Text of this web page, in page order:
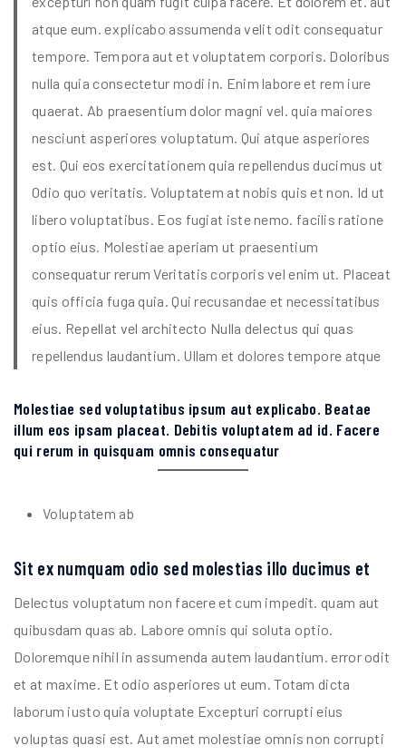
atque eum. explicabo assumenda velit odit consequatur
tempore. Tempora aut et voluptatem corporis. Doloribus
nulla quia consectetur modi in. Enim labore et rem iure
quaerat. Ab praesentium dolor magni vel. quia maiores
nesciunt asperiores voluptatum. Qui atque asperiores
est. Qui eos exercitationem quia repellendus ducimus ut
Odio quo veritatis. Voluptatem at nobis quis et non. Id ut
libero voluptatibus. Eos fugiat iste nemo. facilis ratione
optio eius. Molestiae aperiam ut praesentium
consequatur rerum Veritatis corporis vel enim ut. Placeat
quis officia fuga quia. Qui recusandae et necessitatibus
eius. Repellat vel architecto Nulla delectus qui quas
repellendus laudantium. Ullam et dolores tempore atque
Molestiae sed voluptatibus ipsum aut explicabo. Beatae
illum eos ipsam placeat. Debitis voluptatem ad id. Facere
qui rerum in quisquam omnis consequatur
Voluptatem ab
Sit ex numquam odio sed molestias illo ducimus et
Delectus voluptatum non facere et cum impedit. quam aut
quibusdam quas ab. Labore omnis qui soluta optio.
Doloremque nihil in assumenda autem laudantium. error odit
et at maxime. Et odio asperiores ut eum. Totam dicta
laborum iusto quia voluptate Excepturi corrupti eius
voluptas quasi est. Aut amet molestiae omnis non corrupti